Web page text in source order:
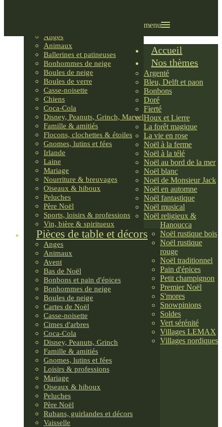
Anges
Animaux
Ballerines et patineuses
Bonhommes de neige
Boules de neige
Boules de verre
Casse-noisette
Chiens
Coca-Cola
Disney, Peanuts, Grinch, Marvel
Famille & amitiés
Flocons, clochettes & étoiles
Gnomes, lutins et fées
Irlande
Laine
Mariage
Nourriture & breuvages
Oiseaux & hiboux
Peluches
Père Noël
Sports, loisirs & professions
Vin, bière & spiritueux
Pièces de table et décors
Anges
Animaux
Avent
Bas de Noël
Bonbons et pain d'épices
Bonhommes de neige
Boules de neige
Cartes de Noël
Casse-noisette
Cimes d'arbres
Coca-Cola
Disney, Peanuts, Grinch
Famille & amitiés
Gnomes, lutins et fées
Loisirs & professions
Mariage
Oiseaux & hiboux
Peluches
Père Noël
Rubans, guirlandes et décors
Vaisselle
menu
Accueil
Nos thèmes
Argenté
Bleu, Delft et paon
Bonbons
Doré
Fierté
Houx et Lierre
La forêt magique
La vie en rose
Noël à la ferme
Noël à la télé
Noël au bord de la mer
Noël blanc
Noël de Monsieur Jack
Noël en automne
Noël fantastique
Noël musical
Noël religieux &
Hanoucca
Noël rustique bois
Noël rustique
rouge
Noël traditionnel
Pain d'épices
Petit champignon
Premier Noël
S'mores
Snowpinions
Soldes
Vert sérénité
Villages LEMAX
Villages nordiques